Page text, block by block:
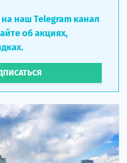
наш Telegram канал
об акциях,